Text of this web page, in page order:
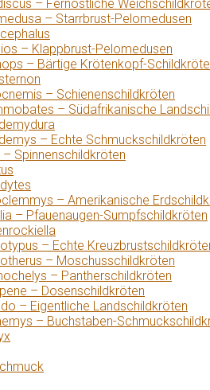
– Fernöstliche
– Starrbrust-Pelomedusen
– Klappbrust-Pelomedusen
– Bärtige Krötenkopf-
– Schienenschildkröten
– Südafrikanische
– Echte Schmuckschildkröten
Spinnenschildkröten
– Amerikanische
– Pfauenaugen-Sumpfschildkröten
– Echte
– Moschusschildkröten
– Pantherschildkröten
– Dosenschildkröten
– Eigentliche Landschildkröten
– Buchstaben-